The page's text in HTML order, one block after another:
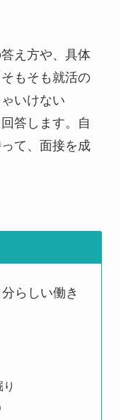
え方や、具体
もそも就活の
いけない
答します。自
て、面接を成
らしい働き